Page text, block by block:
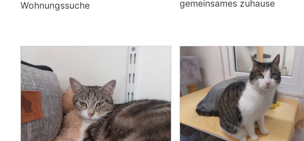
Wohnungssuche
gemeinsames zuhause